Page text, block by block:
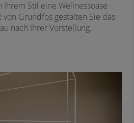
Ihrem Stil eine Wellnessoase
von Grundfos gestalten Sie das
nach Ihrer Vorstellung.